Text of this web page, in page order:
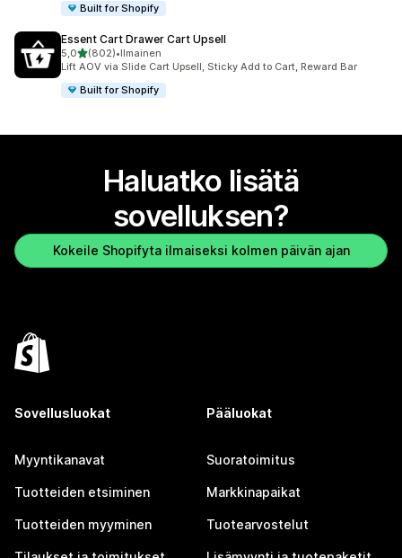
Built for Shopify
Essent Cart Drawer Cart Upsell
5,0/ 5 tähteä
(802)
802 arvostelua yhteensä
•Ilmainen
Lift AOV via Slide Cart Upsell, Sticky Add to Cart, Reward Bar
Built for Shopify
Haluatko lisätä
sovelluksen?
Kokeile Shopifyta ilmaiseksi kolmen päivän ajan
Sovellusluokat
Myyntikanavat
Tuotteiden etsiminen
Tuotteiden myyminen
Pääluokat
Suoratoimitus
Markkinapaikat
Tuotearvostelut